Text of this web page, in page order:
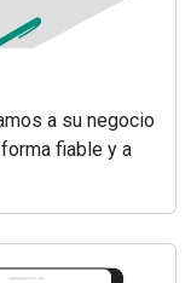
a su negocio
fiable y a